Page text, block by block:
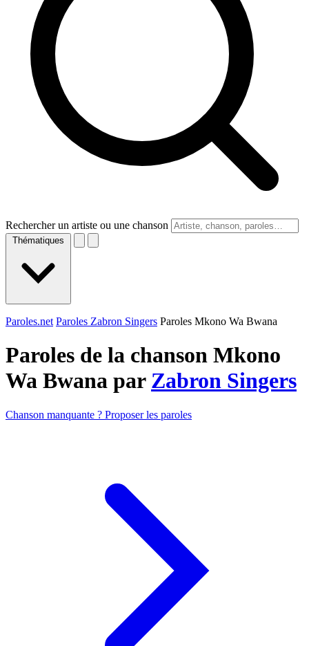
Rechercher un artiste ou une chanson
Thématiques
Paroles.net Paroles Zabron Singers Paroles Mkono Wa Bwana
Paroles de la chanson Mkono
Wa Bwana par Zabron Singers
Chanson manquante ? Proposer les paroles